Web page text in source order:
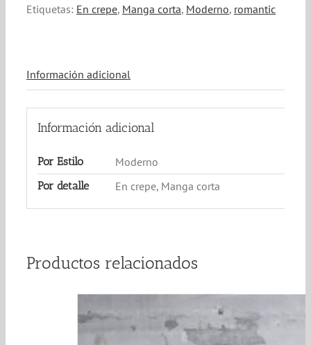
Etiquetas: En crepe, Manga corta, Moderno, romantic
Información adicional
Información adicional
Por Estilo Moderno
Por detalle En crepe, Manga corta
Productos relacionados